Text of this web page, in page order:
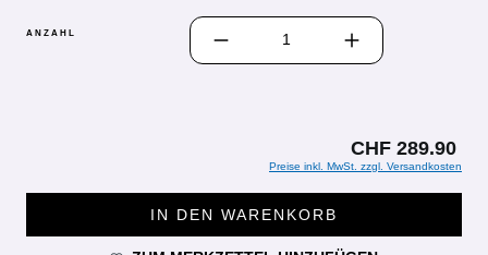
ANZAHL
PRODUKT ANZAHL: GIB DEN
CHF 289.90
Preise inkl. MwSt. zzgl. Versandkosten
IN DEN WARENKORB